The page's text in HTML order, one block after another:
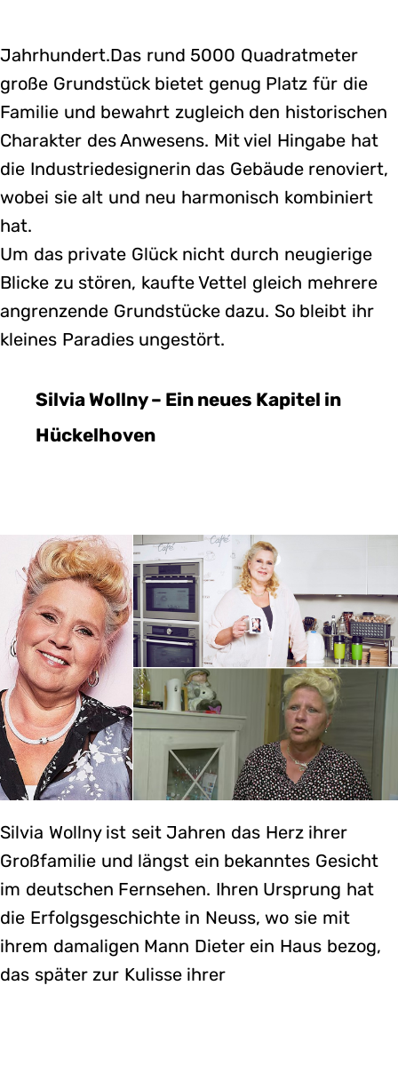
Jahrhundert.Das rund 5000 Quadratmeter
große Grundstück bietet genug Platz für die
Familie und bewahrt zugleich den historischen
Charakter des Anwesens. Mit viel Hingabe hat
die Industriedesignerin das Gebäude renoviert,
wobei sie alt und neu harmonisch kombiniert
hat.
Um das private Glück nicht durch neugierige
Blicke zu stören, kaufte Vettel gleich mehrere
angrenzende Grundstücke dazu. So bleibt ihr
kleines Paradies ungestört.
Silvia Wollny – Ein neues Kapitel in
Hückelhoven
Silvia Wollny ist seit Jahren das Herz ihrer
Großfamilie und längst ein bekanntes Gesicht
im deutschen Fernsehen. Ihren Ursprung hat
die Erfolgsgeschichte in Neuss, wo sie mit
ihrem damaligen Mann Dieter ein Haus bezog,
das später zur Kulisse ihrer